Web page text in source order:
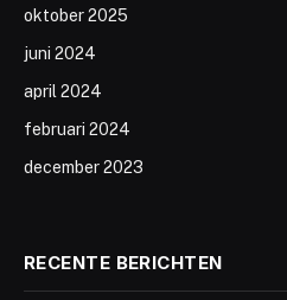
oktober 2025
juni 2024
april 2024
februari 2024
december 2023
RECENTE BERICHTEN